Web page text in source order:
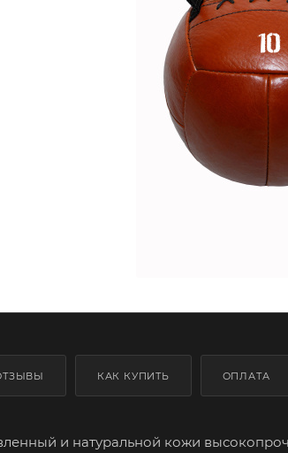
КАК КУПИТЬ ОПЛАТА
и натуральной кожи